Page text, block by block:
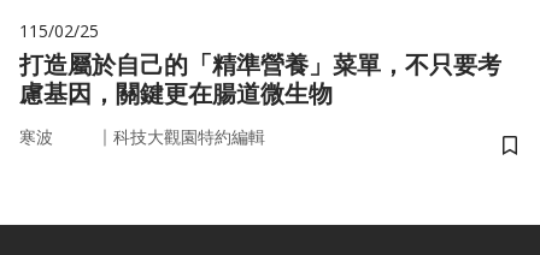
115/02/25
打造屬於自己的「精準營養」菜單，不只要考
慮基因，關鍵更在腸道微生物
寒波 ｜ 科技大觀園特約編輯
儲